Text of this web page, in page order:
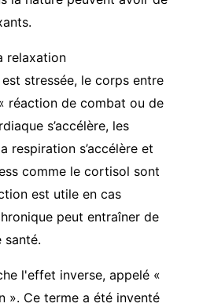
relaxation
est stressée, le corps entre
réaction de combat ou de
s’accélère, les
respiration s’accélère et
comme le cortisol sont
est utile en cas
peut entraîner de
santé.
l'effet inverse, appelé «
». Ce terme a été inventé